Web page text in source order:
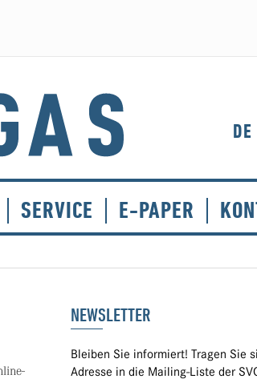
DE
SERVICE E-PAPER
NEWSLETTER
Bleiben Sie informiert! Tragen Sie
Adresse in die Mailing-Liste der